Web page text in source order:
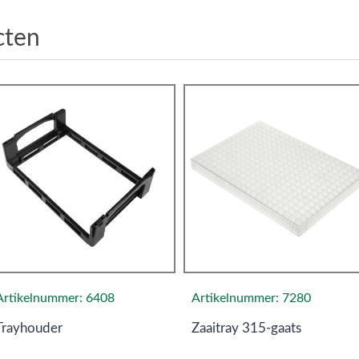
6408 Artikelnummer: 7280
Zaaitray 315-gaats